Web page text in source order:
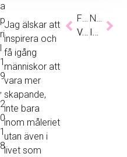
a
p
ri
1
9
,
2
0
1
8
Jag älskar att
inspirera och
få igång
människor att
vara mer
skapande,
inte bara
inom måleriet
utan även i
livet som
Föregående
VÅRKÄNSLOR & NY ATELJÈ I SIKTE
Nästa
INSIDE THE BUBBLE – UNDER THE STARS